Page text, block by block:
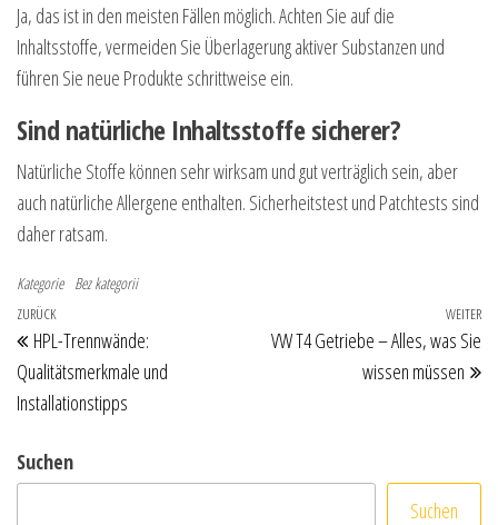
Ja, das ist in den meisten Fällen möglich. Achten Sie auf die
Inhaltsstoffe, vermeiden Sie Überlagerung aktiver Substanzen und
führen Sie neue Produkte schrittweise ein.
Sind natürliche Inhaltsstoffe sicherer?
Natürliche Stoffe können sehr wirksam und gut verträglich sein, aber
auch natürliche Allergene enthalten. Sicherheitstest und Patchtests sind
daher ratsam.
Kategorie Bez kategorii
Beitragsnavigation
Vorheriger Beitrag
ZURÜCK
HPL-Trennwände:
Qualitätsmerkmale und
Installationstipps
WEITER
VW T4 Getriebe – Alles, was Sie
wissen müssen
Suchen
Suchen